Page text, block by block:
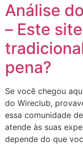
Análise
– Este
pena?
Se você chegou
do Wireclub,
essa comunidade
atende às suas
depende do que